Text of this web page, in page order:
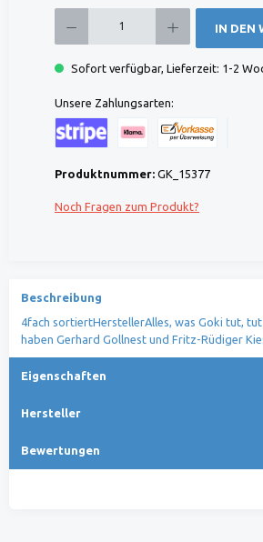
IN DEN
Sofort verfügbar, Lieferzeit: 1-2
Unsere Zahlungsarten:
Produktnummer: GK_15377
Noch Fragen zum Produkt?
Beschreibung
4fach sortiertHerstellerAlles, was Goki tut, tut
haben Gerhard Gollnest und Fritz-Rüdiger
Eigenschaften
Hersteller
Bewertungen